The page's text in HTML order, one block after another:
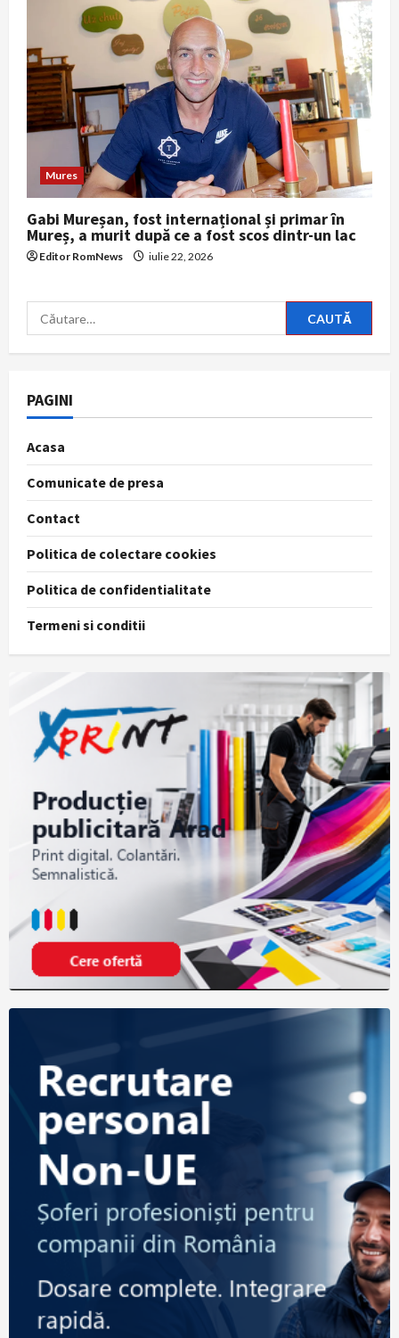
Mures
Gabi Mureșan, fost internațional și primar în
Mureș, a murit după ce a fost scos dintr-un lac
Editor RomNews iulie 22, 2026
Caută
după:
PAGINI
Acasa
Comunicate de presa
Contact
Politica de colectare cookies
Politica de confidentialitate
Termeni si conditii